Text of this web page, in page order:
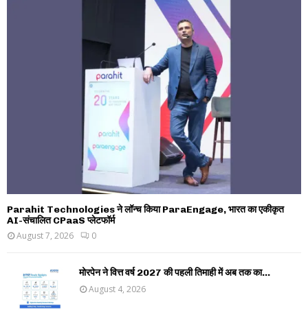
Parahit Technologies ने लॉन्च किया ParaEngage, भारत का एकीकृत
AI-संचालित CPaaS प्लेटफॉर्म
August 7, 2026
0
मोरपेन ने वित्त वर्ष 2027 की पहली तिमाही में अब तक का...
August 4, 2026